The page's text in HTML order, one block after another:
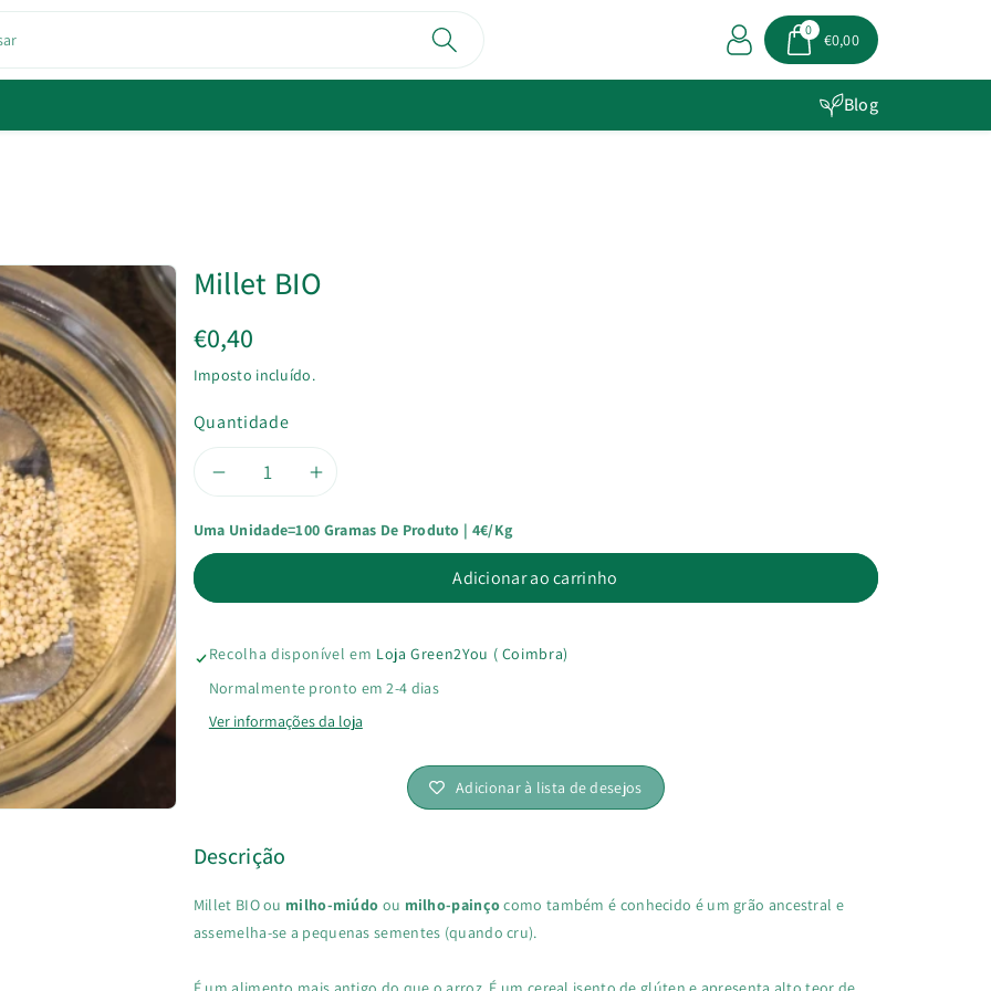
0
€0,00
Blog
Millet BIO
€0,40
Imposto incluído.
Quantidade
Diminuir
a
Millet
BIO
Aumentar
a
quantidade
de
Millet
BIO
Uma Unidade=100 Gramas De Produto | 4€/kg
Adicionar ao carrinho
Recolha disponível em Loja Green2You ( Coimbra)
Normalmente pronto em 2-4 dias
Ver informações da loja
Adicionar à lista de desejos
Descrição
Millet BIO ou milho-miúdo ou milho-painçocomo também é conhecido é um grão ancestral e
assemelha-se a pequenas sementes (quando cru).